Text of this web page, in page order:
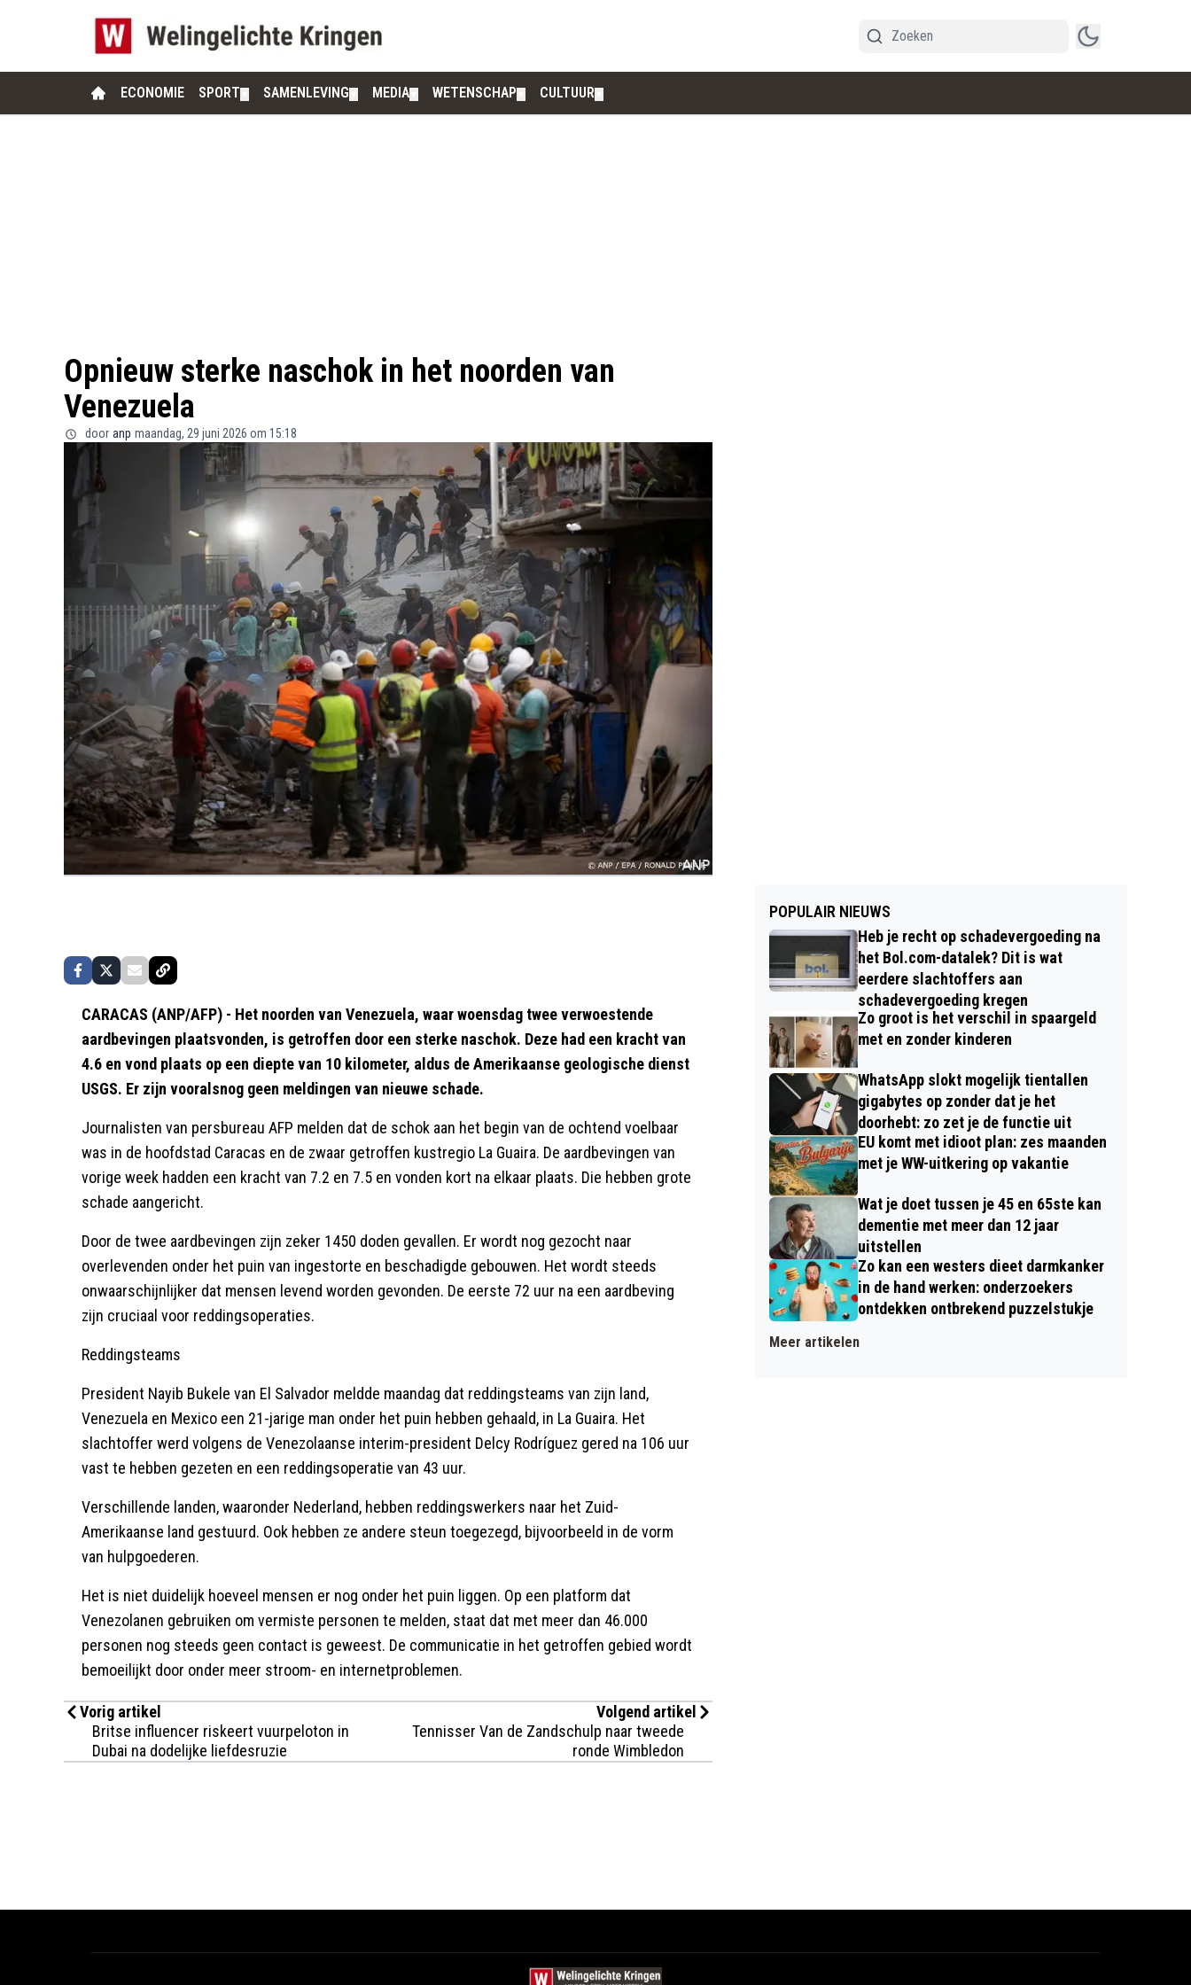
ECONOMIE SPORT SAMENLEVING MEDIA WETENSCHAP CULTUUR
Opnieuw sterke naschok in het noorden van
Venezuela
door anp maandag, 29 juni 2026 om 15:18
CARACAS (ANP/AFP) - Het noorden van Venezuela, waar woensdag twee verwoestende
aardbevingen plaatsvonden, is getroffen door een sterke naschok. Deze had een kracht van
4.6 en vond plaats op een diepte van 10 kilometer, aldus de Amerikaanse geologische dienst
USGS. Er zijn vooralsnog geen meldingen van nieuwe schade.
Journalisten van persbureau AFP melden dat de schok aan het begin van de ochtend voelbaar
was in de hoofdstad Caracas en de zwaar getroffen kustregio La Guaira. De aardbevingen van
vorige week hadden een kracht van 7.2 en 7.5 en vonden kort na elkaar plaats. Die hebben grote
schade aangericht.
Door de twee aardbevingen zijn zeker 1450 doden gevallen. Er wordt nog gezocht naar
overlevenden onder het puin van ingestorte en beschadigde gebouwen. Het wordt steeds
onwaarschijnlijker dat mensen levend worden gevonden. De eerste 72 uur na een aardbeving
zijn cruciaal voor reddingsoperaties.
Reddingsteams
President Nayib Bukele van El Salvador meldde maandag dat reddingsteams van zijn land,
Venezuela en Mexico een 21-jarige man onder het puin hebben gehaald, in La Guaira. Het
slachtoffer werd volgens de Venezolaanse interim-president Delcy Rodríguez gered na 106 uur
vast te hebben gezeten en een reddingsoperatie van 43 uur.
Verschillende landen, waaronder Nederland, hebben reddingswerkers naar het Zuid-
Amerikaanse land gestuurd. Ook hebben ze andere steun toegezegd, bijvoorbeeld in de vorm
van hulpgoederen.
Het is niet duidelijk hoeveel mensen er nog onder het puin liggen. Op een platform dat
Venezolanen gebruiken om vermiste personen te melden, staat dat met meer dan 46.000
personen nog steeds geen contact is geweest. De communicatie in het getroffen gebied wordt
bemoeilijkt door onder meer stroom- en internetproblemen.
Vorig artikel
Britse influencer riskeert vuurpeloton in
Dubai na dodelijke liefdesruzie
Volgend artikel
Tennisser Van de Zandschulp naar tweede
ronde Wimbledon
POPULAIR NIEUWS
Heb je recht op schadevergoeding na
het Bol.com-datalek? Dit is wat
eerdere slachtoffers aan
schadevergoeding kregen
Zo groot is het verschil in spaargeld
met en zonder kinderen
WhatsApp slokt mogelijk tientallen
gigabytes op zonder dat je het
doorhebt: zo zet je de functie uit
EU komt met idioot plan: zes maanden
met je WW-uitkering op vakantie
Wat je doet tussen je 45 en 65ste kan
dementie met meer dan 12 jaar
uitstellen
Zo kan een westers dieet darmkanker
in de hand werken: onderzoekers
ontdekken ontbrekend puzzelstukje
Meer artikelen